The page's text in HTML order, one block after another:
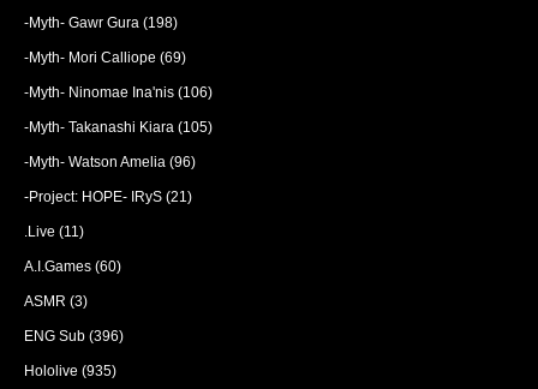
-Myth- Gawr Gura (198)
-Myth- Mori Calliope (69)
-Myth- Ninomae Ina'nis (106)
-Myth- Takanashi Kiara (105)
-Myth- Watson Amelia (96)
-Project: HOPE- IRyS (21)
.Live (11)
A.I.Games (60)
ASMR (3)
ENG Sub (396)
Hololive (935)